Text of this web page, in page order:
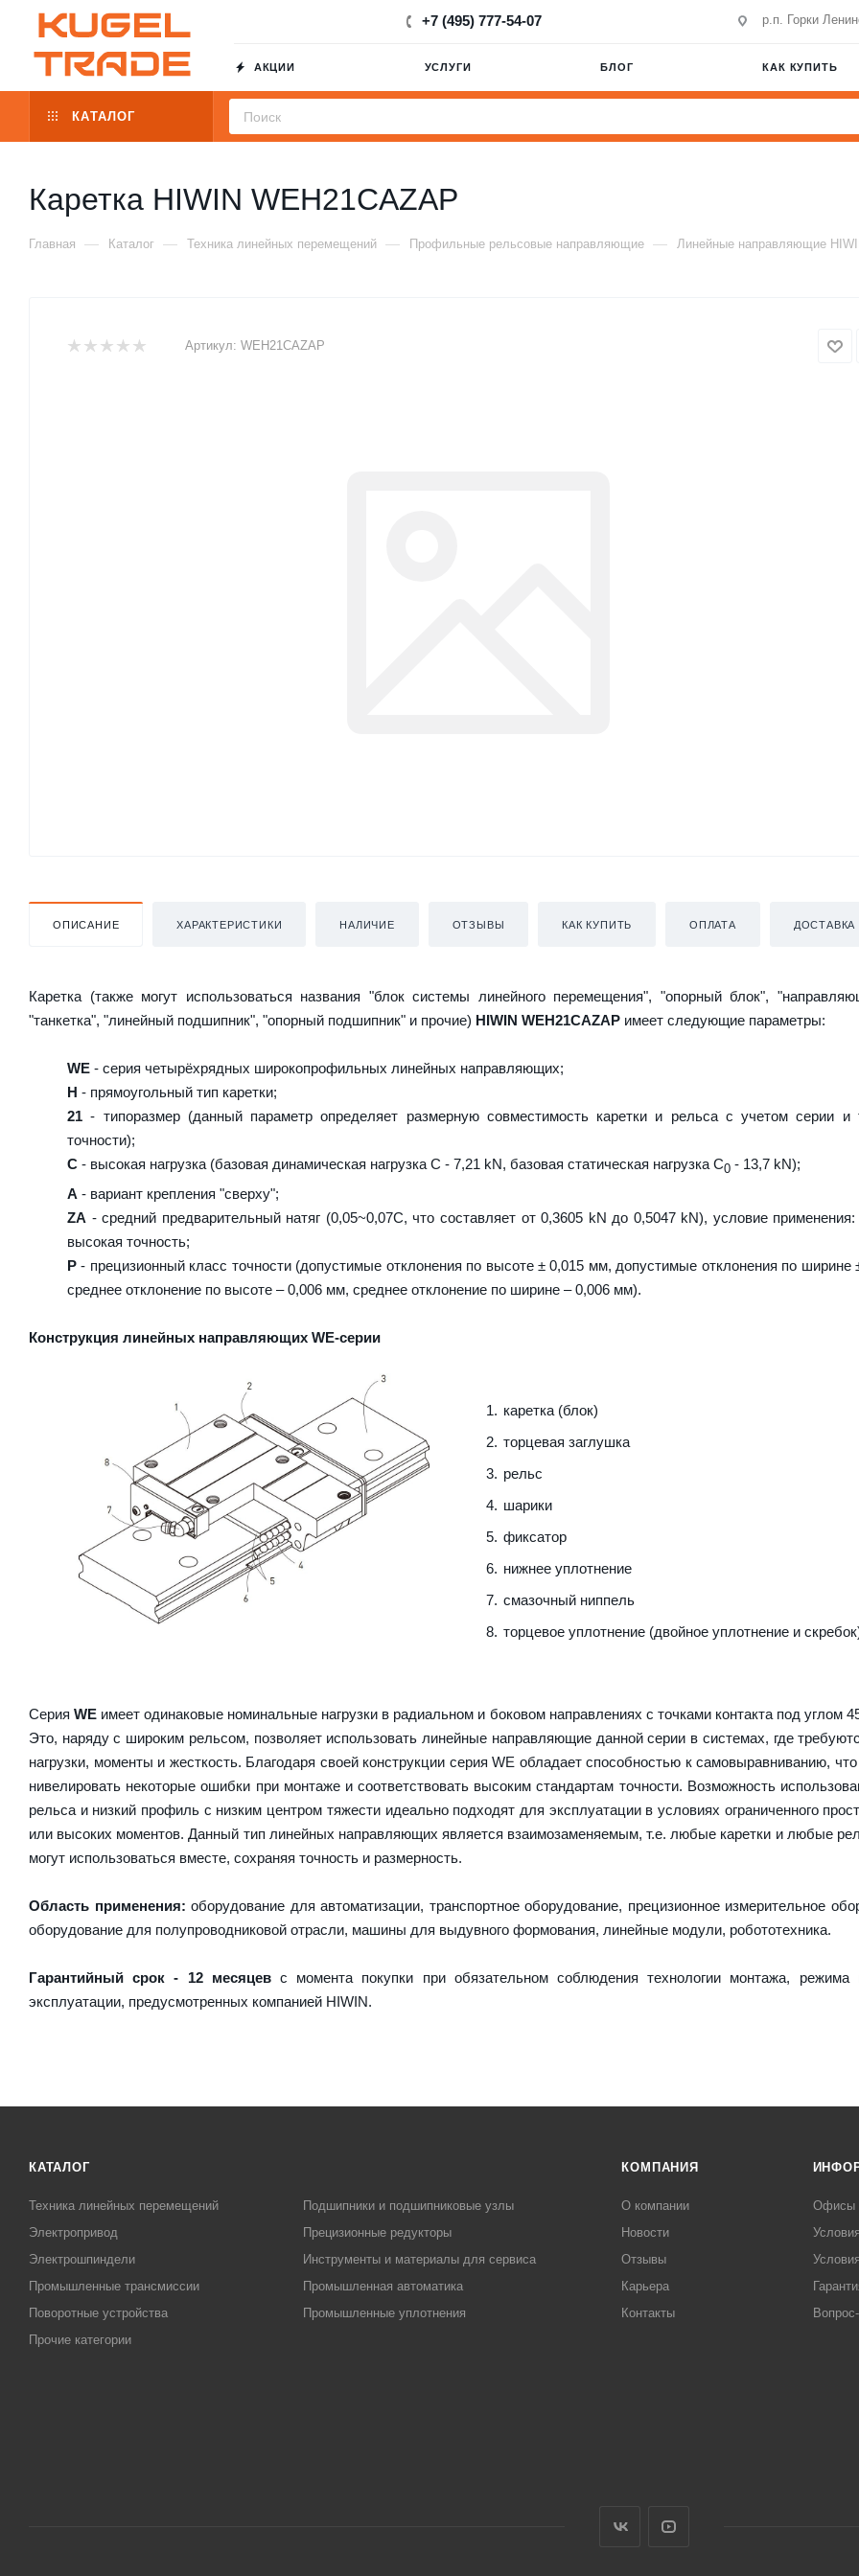
+7 (495) 777-54-07 р.п. Горки
АКЦИИ УСЛУГИ БЛОГ КАК КУПИТЬ
КАТАЛОГ
Каретка HIWIN WEH21CAZAP
Главная — Каталог — Техника линейных перемещений — Профильные рельсовые направляющие — Линейные направляющие
Артикул: WEH21CAZAP
ОПИСАНИЕ ХАРАКТЕРИСТИКИ НАЛИЧИЕ ОТЗЫВЫ КАК КУПИТЬ ОПЛАТА ДОСТАВКА
Каретка (также могут использоваться названия "блок системы линейного перемещения", "опорный блок",
"танкетка", "линейный подшипник", "опорный подшипник" и прочие) HIWIN WEH21CAZAP имеет следующие параметры:
WE - серия четырёхрядных широкопрофильных линейных направляющих;
H - прямоугольный тип каретки;
21 - типоразмер (данный параметр определяет размерную совместимость каретки и рельса с учетом серии и
точности);
C - высокая нагрузка (базовая динамическая нагрузка C - 7,21 kN, базовая статическая нагрузка С0 - 13,7 kN);
A - вариант крепления "сверху";
ZA - средний предварительный натяг (0,05~0,07C, что составляет от 0,3605 kN до 0,5047 kN), условие применения:
высокая точность;
P - прецизионный класс точности (допустимые отклонения по высоте ± 0,015 мм, допустимые отклонения по ширине
среднее отклонение по высоте – 0,006 мм, среднее отклонение по ширине – 0,006 мм).
Конструкция линейных направляющих WE-серии
каретка (блок)
торцевая заглушка
рельс
шарики
фиксатор
нижнее уплотнение
смазочный ниппель
торцевое уплотнение (двойное уплотнение и
СерияWE имеет одинаковые номинальные нагрузки в радиальном и боковом направлениях с точками контакта под углом
Это, наряду с широким рельсом, позволяет использовать линейные направляющие данной серии в системах, где
нагрузки, моменты и жесткость. Благодаря своей конструкции серия WE обладает способностью к самовыравниванию,
нивелировать некоторые ошибки при монтаже и соответствовать высоким стандартам точности. Возможность
рельса и низкий профиль с низким центром тяжести идеально подходят для эксплуатации в условиях ограниченного
или высоких моментов. Данный тип линейных направляющих является взаимозаменяемым, т.е. любые каретки и любые
могут использоваться вместе, сохраняя точность и размерность.
Область применения: оборудование для автоматизации, транспортное оборудование, прецизионное измерительное
оборудование для полупроводниковой отрасли, машины для выдувного формования, линейные модули, робототехника.
Гарантийный срок - 12 месяцевс момента покупки при обязательном соблюдения технологии монтажа, режима
эксплуатации, предусмотренных компанией HIWIN.
КАТАЛОГ
Техника линейных перемещений
Подшипники и подшипниковые узлы
Электропривод
Прецизионные редукторы
Электрошпиндели
Инструменты и материалы для сервиса
Промышленные трансмиссии
Промышленная автоматика
Поворотные устройства
Промышленные уплотнения
Прочие категории
КОМПАНИЯ
О компании
Новости
Отзывы
Карьера
Контакты
Офисы